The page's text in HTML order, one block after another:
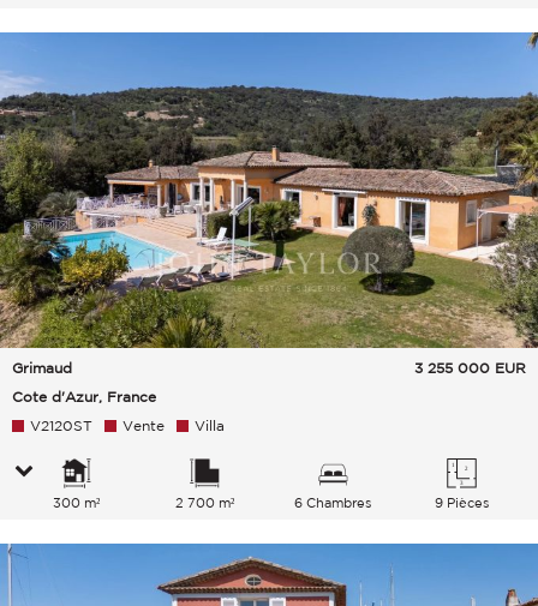
Grimaud
Cote d'Azur, France
3 255 000 EUR
V2120ST Vente Villa
300 m² 2 700 m² 6 Chambres 9 Pièces